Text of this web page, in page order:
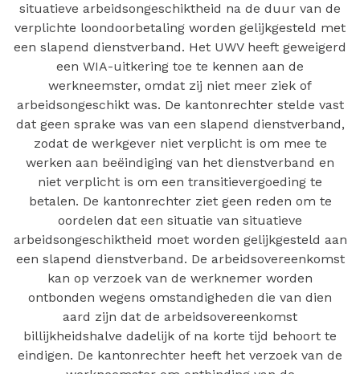
situatieve arbeidsongeschiktheid na de duur van de
verplichte loondoorbetaling worden gelijkgesteld met
een slapend dienstverband. Het UWV heeft geweigerd
een WIA-uitkering toe te kennen aan de
werkneemster, omdat zij niet meer ziek of
arbeidsongeschikt was. De kantonrechter stelde vast
dat geen sprake was van een slapend dienstverband,
zodat de werkgever niet verplicht is om mee te
werken aan beëindiging van het dienstverband en
niet verplicht is om een transitievergoeding te
betalen. De kantonrechter ziet geen reden om te
oordelen dat een situatie van situatieve
arbeidsongeschiktheid moet worden gelijkgesteld aan
een slapend dienstverband. De arbeidsovereenkomst
kan op verzoek van de werknemer worden
ontbonden wegens omstandigheden die van dien
aard zijn dat de arbeidsovereenkomst
billijkheidshalve dadelijk of na korte tijd behoort te
eindigen. De kantonrechter heeft het verzoek van de